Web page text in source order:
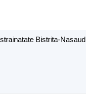
Bistrita-Nasaud